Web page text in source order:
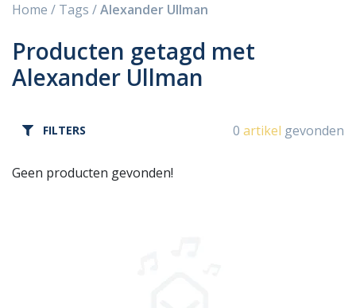
Home / Tags /Alexander Ullman
Producten getagd met
Alexander Ullman
FILTERS 0 artikel gevonden
Geen producten gevonden!